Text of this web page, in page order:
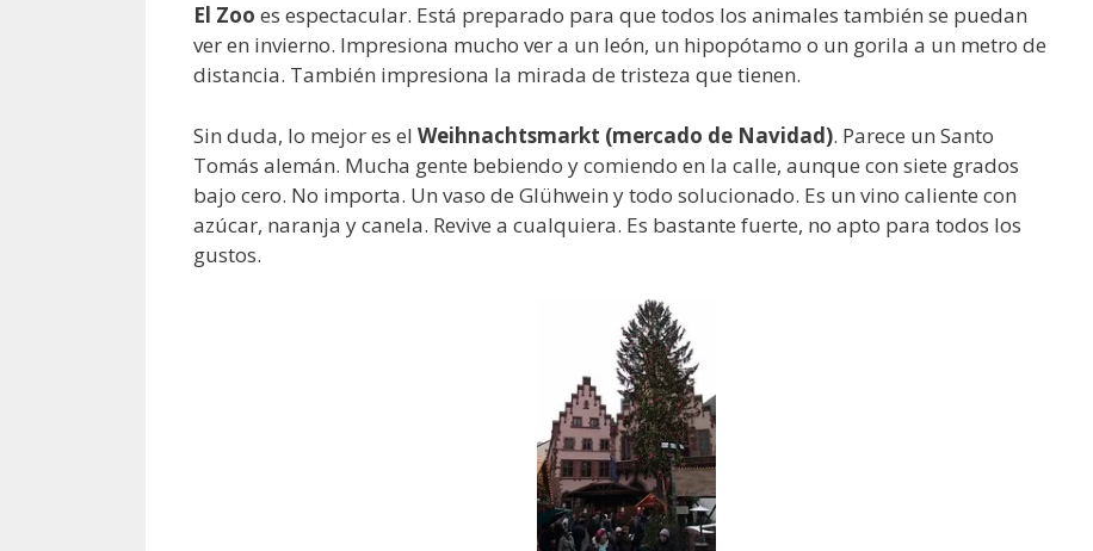
El Zoo es espectacular. Está preparado para que todos los animales también se puedan
ver en invierno. Impresiona mucho ver a un león, un hipopótamo o un gorila a un metro de
distancia. También impresiona la mirada de tristeza que tienen.
Sin duda, lo mejor es el Weihnachtsmarkt (mercado de Navidad). Parece un Santo
Tomás alemán. Mucha gente bebiendo y comiendo en la calle, aunque con siete grados
bajo cero. No importa. Un vaso de Glühwein y todo solucionado. Es un vino caliente con
azúcar, naranja y canela. Revive a cualquiera. Es bastante fuerte, no apto para todos los
gustos.